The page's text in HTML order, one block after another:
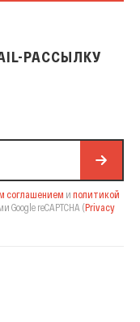
РАССЫЛКУ
соглашением и политикой
Google reCAPTCHA (Privacy